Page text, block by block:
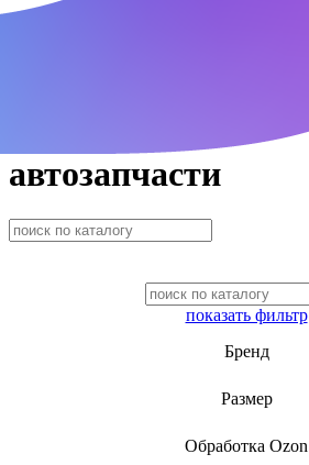
автозапчасти
показать фильтр
Бренд
Размер
Обработка Ozon